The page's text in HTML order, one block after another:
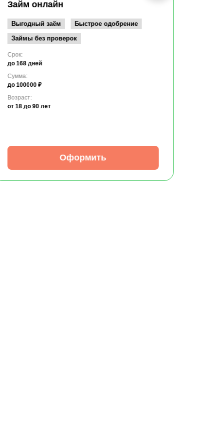
Займ онлайн
Выгодный заём
Быстрое одобрение
Займы без проверок
Срок:
до 168 дней
Сумма:
до 100000 ₽
Возраст:
от 18 до 90 лет
Оформить